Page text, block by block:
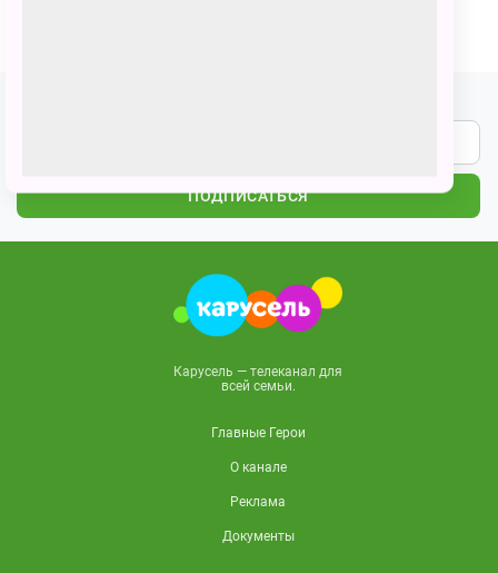
ПОДПИСАТЬСЯ
Карусель — телеканал для
всей семьи.
Главные Герои
О канале
Реклама
Документы